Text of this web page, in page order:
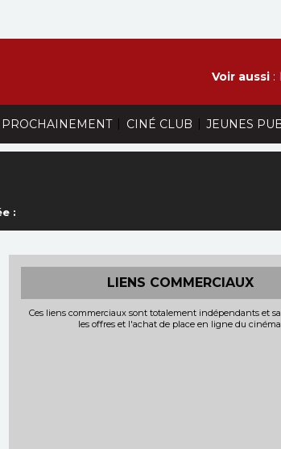
PROCHAINEMENT | CINÉ CLUB | JEUNES
Voir aussi :
:
LIENS COMMERCIAUX
Ces liens commerciaux sont totalement indépendants et
les offres et l'achat de place en ligne du